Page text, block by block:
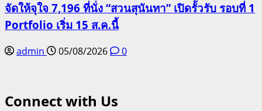
จัดให้จุใจ 7,196 ที่นั่ง “สวนสุนันทา” เปิดรั้วรับ รอบที่ 1
Portfolio เริ่ม 15 ส.ค.นี้
admin 05/08/2026 0
Connect with Us